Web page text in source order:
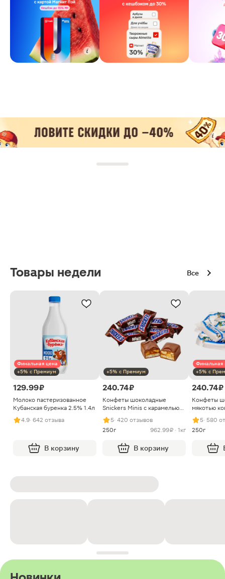
Товары недели Все
Финальная цена
+5% с Премиум
129.99 ₽
Молоко пастеризованное
Кубанская буренка 2.5% 1.4л
4.9· 642 отзыва
В корзину
+5% с Премиум
240.74 ₽
Конфеты шоколадные
Snickers Minis с карамелью
арахисом и нугой
5· 420 отзывов
250г
962.99 ₽ · 1кг
В корзину
Финальная
+5% с
240.74 ₽
Конфеты
мякотью
5· 580
250г